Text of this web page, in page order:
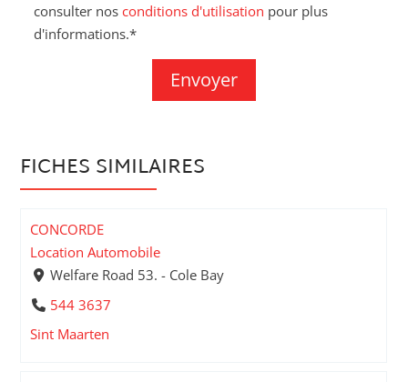
consulter nosconditions d'utilisation pour plus
d'informations.*
FICHES SIMILAIRES
CONCORDE
Location Automobile
Welfare Road 53. - Cole Bay
544 3637
Sint Maarten